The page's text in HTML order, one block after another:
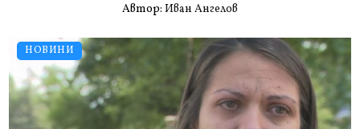
НОВИНИ
Автор: Иван Ангелов